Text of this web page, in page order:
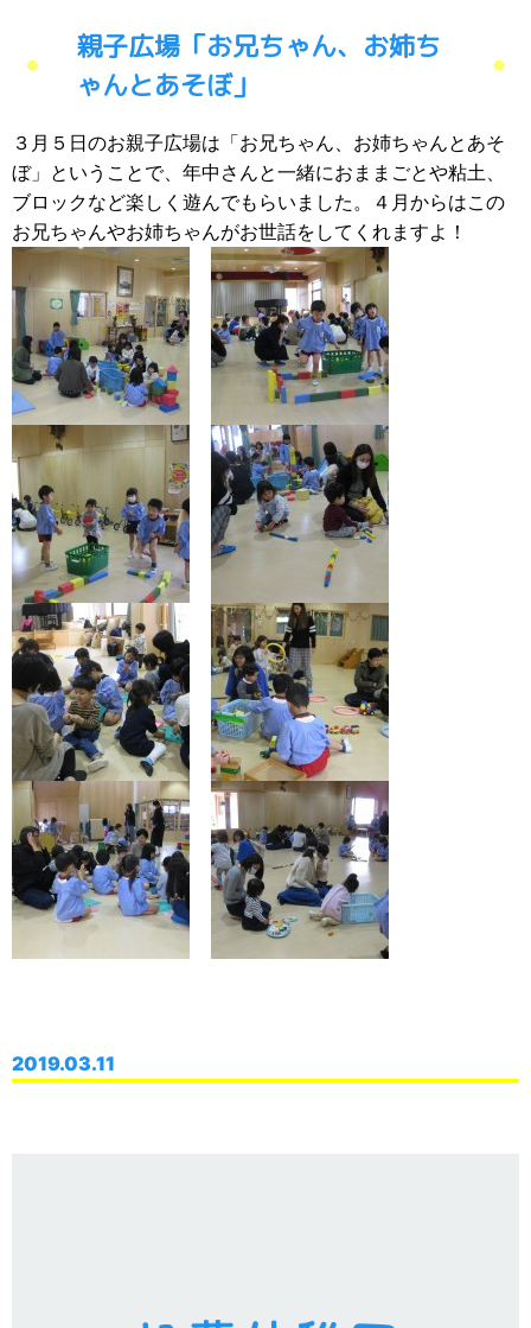
親子広場「お兄ちゃん、お姉ち
ゃんとあそぼ」
３月５日のお親子広場は「お兄ちゃん、お姉ちゃんとあそ
ぼ」ということで、年中さんと一緒におままごとや粘土、
ブロックなど楽しく遊んでもらいました。４月からはこの
お兄ちゃんやお姉ちゃんがお世話をしてくれますよ！
2019.03.11